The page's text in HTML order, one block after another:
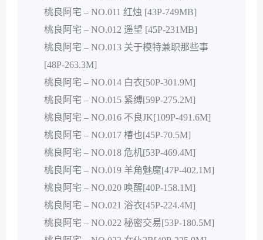
桃良阿宅 – NO.011 红烛 [43P-749MB]
桃良阿宅 – NO.012 遥望 [45P-231MB]
桃良阿宅 – NO.013 关于模特兼职那些事
[48P-263.3M]
桃良阿宅 – NO.014 白衣[50P-301.9M]
桃良阿宅 – NO.015 紧缚[59P-275.2M]
桃良阿宅 – NO.016 不良JK[109P-491.6M]
桃良阿宅 – NO.017 椿也[45P-70.5M]
桃良阿宅 – NO.018 危机[53P-469.4M]
桃良阿宅 – NO.019 羊角魅魔[47P-402.1M]
桃良阿宅 – NO.020 唤醒[40P-158.1M]
桃良阿宅 – NO.021 浴衣[45P-224.4M]
桃良阿宅 – NO.022 秘密交易[53P-180.5M]